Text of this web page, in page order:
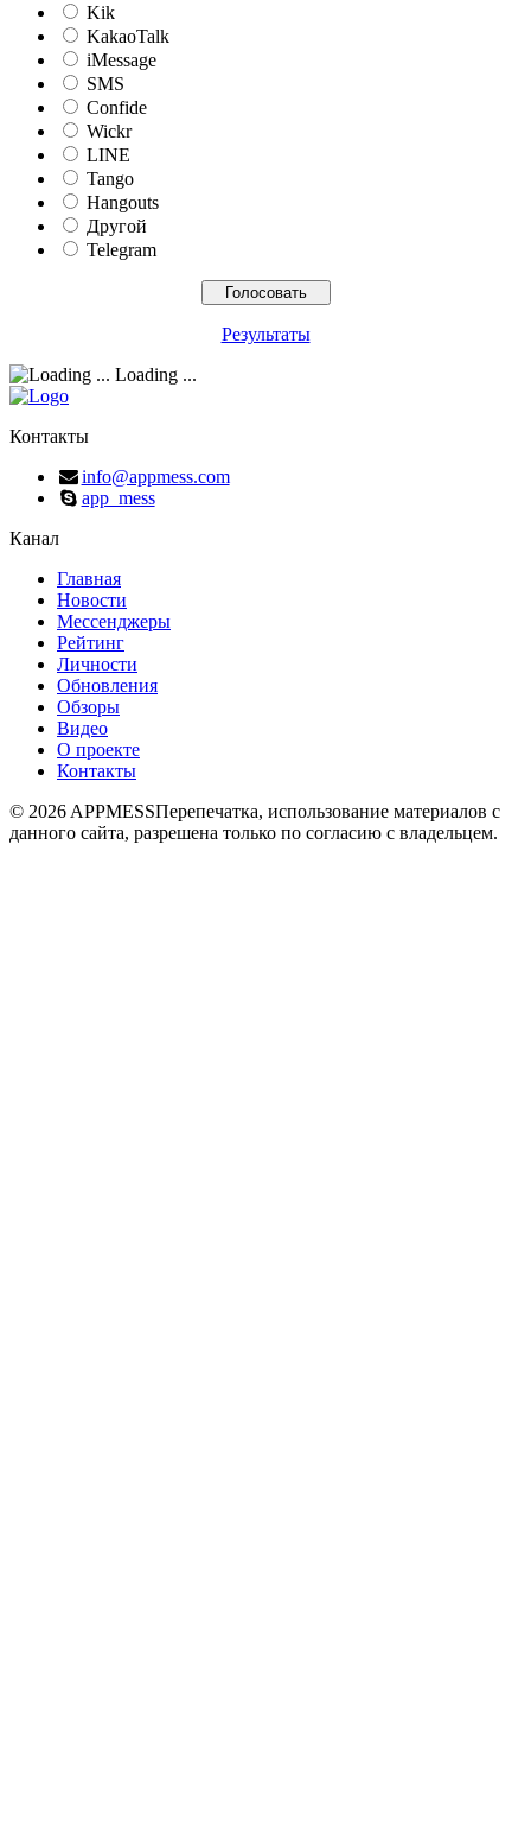
Kik
KakaoTalk
iMessage
SMS
Confide
Wickr
LINE
Tango
Hangouts
Другой
Telegram
Результаты
Loading ...
Контакты
info@appmess.com
app_mess
Канал
Главная
Новости
Мессенджеры
Рейтинг
Личности
Обновления
Обзоры
Видео
О проекте
Контакты
© 2026 APPMESSПерепечатка, использование материалов с
данного сайта, разрешена только по согласию с владельцем.